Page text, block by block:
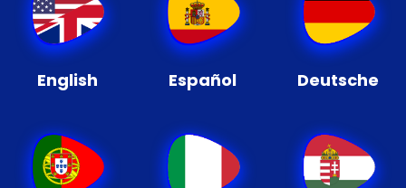
English Español Deutsche